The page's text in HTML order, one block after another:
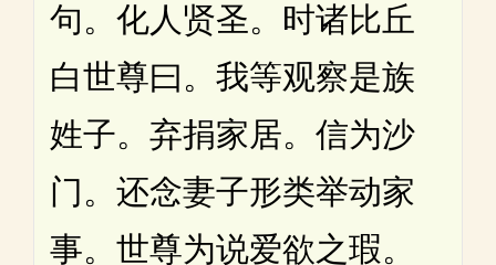
句。化人贤圣。时诸比丘
白世尊曰。我等观察是族
姓子。弃捐家居。信为沙
门。还念妻子形类举动家
事。世尊为说爱欲之瑕。